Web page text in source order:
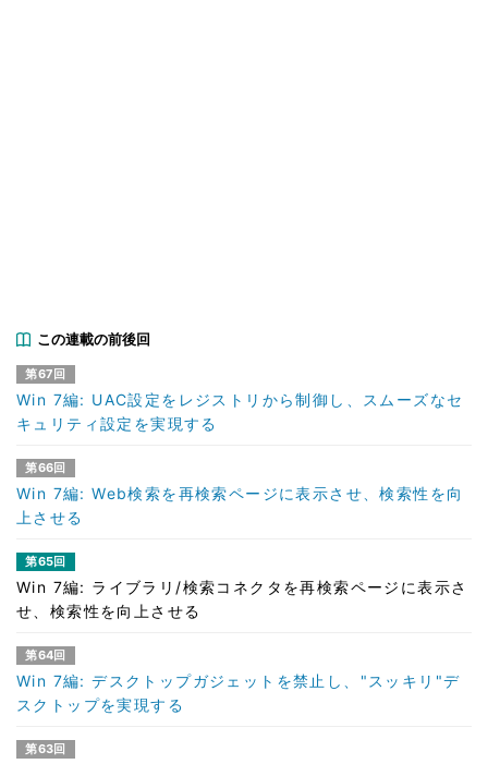
この連載の前後回
第67回
Win 7編: UAC設定をレジストリから制御し、スムーズなセ
キュリティ設定を実現する
第66回
Win 7編: Web検索を再検索ページに表示させ、検索性を向
上させる
第65回
Win 7編: ライブラリ/検索コネクタを再検索ページに表示さ
せ、検索性を向上させる
第64回
Win 7編: デスクトップガジェットを禁止し、"スッキリ"デ
スクトップを実現する
第63回